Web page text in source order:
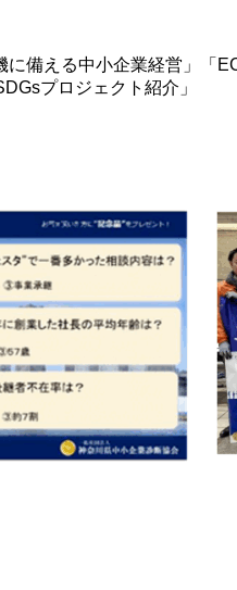
備える中小企業経営」「
プロジェクト紹介」